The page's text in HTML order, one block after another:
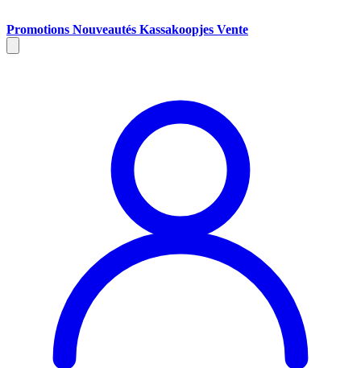
Promotions Nouveautés Kassakoopjes Vente